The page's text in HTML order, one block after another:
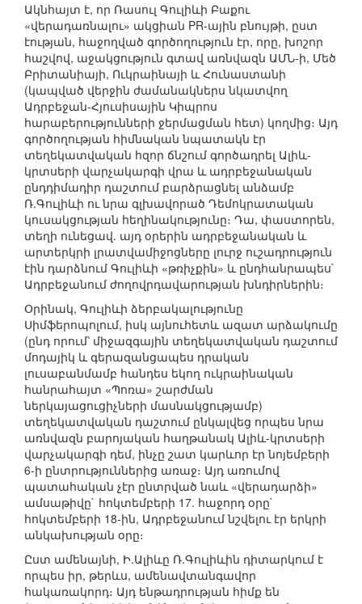
Ակնհայտ է, որ Ռասուլ Գուլիևի Բաքու
«վերադառնալու» ակցիան PR-ային բնույթի, ըստ
էության, հաջողված գործողություն էր, որը, խոշոր
հաշվով, աջակցություն գտավ առնվազն ԱՄՆ-ի, Մեծ
Բրիտանիայի, Ուկրաինայի և Հունաստանի
(կապված վերջին ժամանակներս նկատվող
Ադրբեջան-Հյուսիսային Կիպրոս
հարաբերությունների ջերմացման հետ) կողմից։ Այդ
գործողության հիմնական նպատակն էր
տեղեկատվական հզոր ճնշում գործադրել Ալիև-
կրտսերի վարչակարգի վրա և ադրբեջանական
ընդդիմադիր դաշտում բարձրացնել անձամբ
Ռ.Գուլիևի ու նրա գլխավորած Դեմոկրատական
կուսակցության հեղինակությունը։ Դա, փաստորեն,
տեղի ունեցավ. այդ օրերին ադրբեջանական և
արտերկրի լրատվամիջոցները լուրջ ուշադրություն
էին դարձնում Գուլիևի «թռիչքին» և ընդհանրապես`
Ադրբեջանում ժողովրդավարության խնդիրներին։
Օրինակ, Գուլիևի ձերբակալությունը
Սիմֆերոպոլում, իսկ այնուհետև ազատ արձակումը
(ընդ որում՝ միջազգային տեղեկատվական դաշտում
մոդայիկ և գերազանցապես դրական
լուսաբանմամբ հանդես եկող ուկրաինական
հանրահայտ «Պոռա» շարժման
ներկայացուցիչների մասնակցությամբ)
տեղեկատվական դաշտում ընկալվեց որպես նրա
առնվազն բարոյական հաղթանակ Ալիև-կրտսերի
վարչակարգի դեմ, ինչը շատ կարևոր էր նոյեմբերի
6-ի ընտրություններից առաջ։ Այդ առումով
պատահական չէր ընտրված նաև «վերադարձի»
ամսաթիվը` հոկտեմբերի 17. հաջորդ օրը`
հոկտեմբերի 18-ին, Ադրբեջանում նշվելու էր երկրի
անկախության օրը։
Ըստ ամենայնի, Ի.Ալիևը Ռ.Գուլիևին դիտարկում է
որպես իր, թերևս, ամենավտանգավոր
հակառակորդ։ Այդ ենթադրության հիմք են